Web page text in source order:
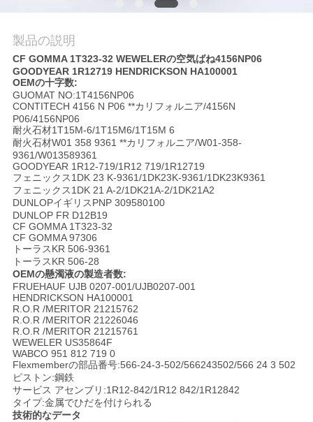
し
な
さ
い
引
用
を
要
求
し
な
さ
い
製品の説明
CF GOMMA 1T323-32 WEWELERの空気ばね4156NP06
GOODYEAR 1R12719 HENDRICKSON HA100001
OEMの十字数:
GUOMAT NO:1T4156NP06
CONTITECH 4156 N P06 **カリフォルニア/4156N
P06/4156NP06
耐火石材1T15M-6/1T15M6/1T15M 6
耐火石材W01 358 9361 **カリフォルニア/W01-358-
9361/W013589361
GOODYEAR 1R12-719/1R12 719/1R12719
フェニックス1DK 23 K-9361/1DK23K-9361/1DK23K9361
フェニックス1DK 21 A-2/1DK21A-2/1DK21A2
DUNLOPイギリスPNP 309580100
DUNLOP FR D12B19
CF GOMMA 1T323-32
CF GOMMA 97306
トーラスKR 506-9361
トーラスKR 506-28
OEMの懸濁液の製造者数:
FRUEHAUF UJB 0207-001/UJB0207-001
HENDRICKSON HA100001
R.O.R /MERITOR 21215762
R.O.R /MERITOR 21226046
R.O.R /MERITOR 21215761
WEWELER US35864F
WABCO 951 812 719 0
Flexmemberの部品番号:566-24-3-502/566243502/566 24 3 502
ピストン:鋼鉄
サービス アセンブリ:1R12-842/1R12 842/1R12842
タイプ:金属でひだを付けられる
技術的なデータ